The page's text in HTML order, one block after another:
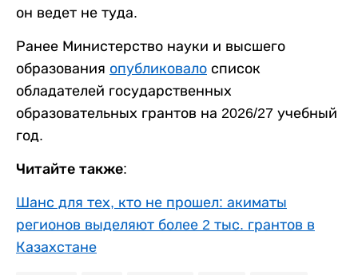
он ведет не туда.
Ранее Министерство науки и высшего
образования опубликовало список
обладателей государственных
образовательных грантов на 2026/27 учебный
год.
Читайте также:
Шанс для тех, кто не прошел: акиматы
регионов выделяют более 2 тыс. грантов в
Казахстане